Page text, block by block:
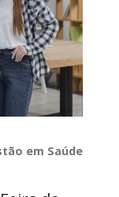
em Saúde